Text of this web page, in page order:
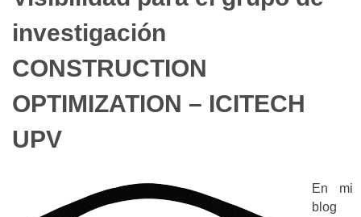
investigación
CONSTRUCTION
OPTIMIZATION – ICITECH
UPV
En mi
blog